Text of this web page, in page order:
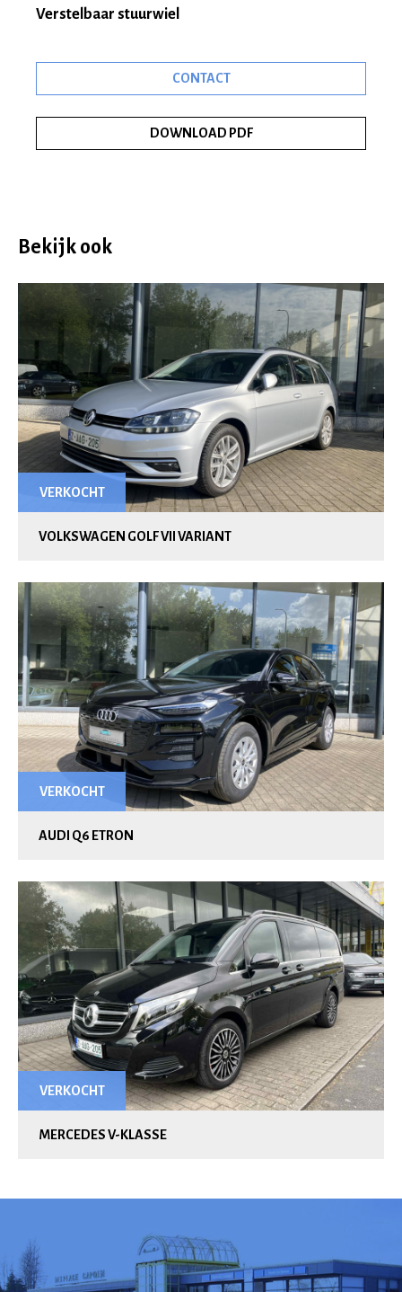
Verstelbaar stuurwiel
CONTACT
DOWNLOAD PDF
Bekijk ook
VERKOCHT
VOLKSWAGEN GOLF VII VARIANT
VERKOCHT
AUDI Q6 ETRON
VERKOCHT
MERCEDES V-KLASSE